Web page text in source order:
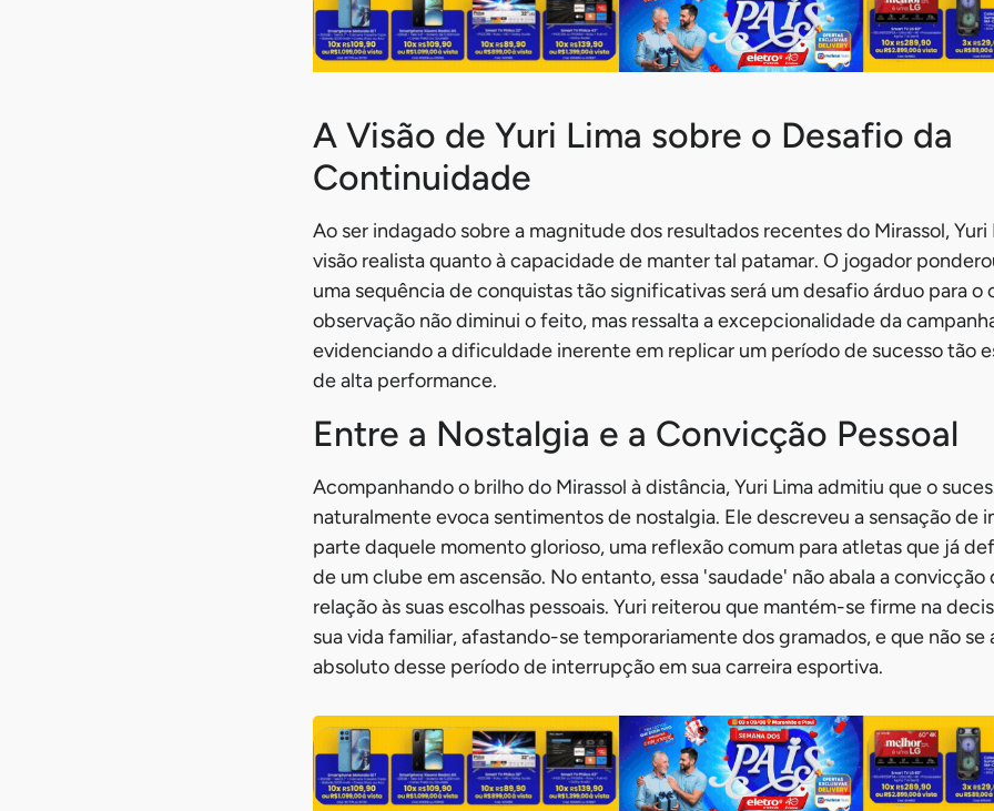
A Visão de Yuri Lima sobre o Desafio da
Continuidade
Ao ser indagado sobre a magnitude dos resultados recentes do Mirassol, Yuri
visão realista quanto à capacidade de manter tal patamar. O jogador
uma sequência de conquistas tão significativas será um desafio árduo para o
observação não diminui o feito, mas ressalta a excepcionalidade da
evidenciando a dificuldade inerente em replicar um período de sucesso tão
de alta performance.
Entre a Nostalgia e a Convicção Pessoal
Acompanhando o brilho do Mirassol à distância, Yuri Lima admitiu que o
naturalmente evoca sentimentos de nostalgia. Ele descreveu a sensação de
parte daquele momento glorioso, uma reflexão comum para atletas que já
de um clube em ascensão. No entanto, essa 'saudade' não abala a convicção
relação às suas escolhas pessoais. Yuri reiterou que mantém-se firme na
sua vida familiar, afastando-se temporariamente dos gramados, e que não se
absoluto desse período de interrupção em sua carreira esportiva.